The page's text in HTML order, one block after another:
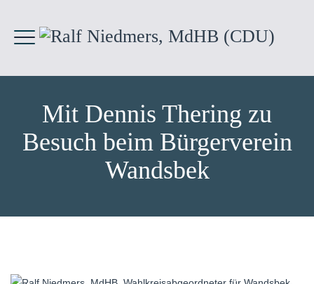
Mit Dennis Thering zu
Besuch beim Bürgerverein
Wandsbek